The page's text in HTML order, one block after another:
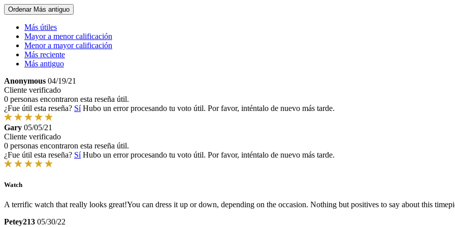
Ordenar Más antiguo
Más útiles
Mayor a menor calificación
Menor a mayor calificación
Más reciente
Más antiguo
Anonymous 04/19/21
Cliente verificado
0 personas encontraron esta reseña útil.
¿Fue útil esta reseña? Sí Hubo un error procesando tu voto útil. Por favor, inténtalo de nuevo más tarde.
Gary 05/05/21
Cliente verificado
0 personas encontraron esta reseña útil.
¿Fue útil esta reseña? Sí Hubo un error procesando tu voto útil. Por favor, inténtalo de nuevo más tarde.
Watch
A terrific watch that really looks great!You can dress it up or down, depending on the occasion. Nothing but positives to say about this
Petey213 05/30/22